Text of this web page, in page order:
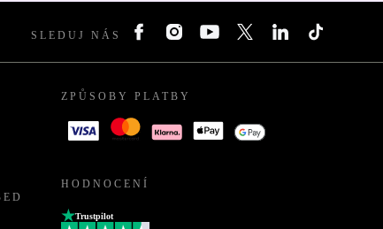
SLEDUJ NÁS
ZPŮSOBY PLATBY
HODNOCENÍ
Trustpilot